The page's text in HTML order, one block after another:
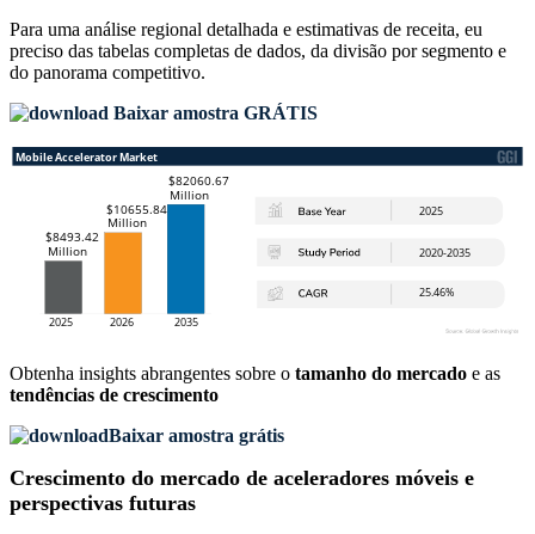
Para uma análise regional detalhada e estimativas de receita, eu
preciso das tabelas completas de dados, da divisão por segmento e
do panorama competitivo.
Baixar amostra GRÁTIS
Obtenha insights abrangentes sobre o tamanho do mercado e as
tendências de crescimento
Baixar amostra grátis
Crescimento do mercado de aceleradores móveis e
perspectivas futuras